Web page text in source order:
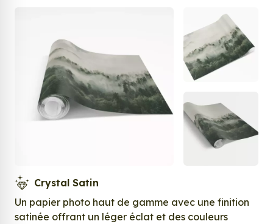
Crystal Satin
Un papier photo haut de gamme avec une finition
satinée offrant un léger éclat et des couleurs